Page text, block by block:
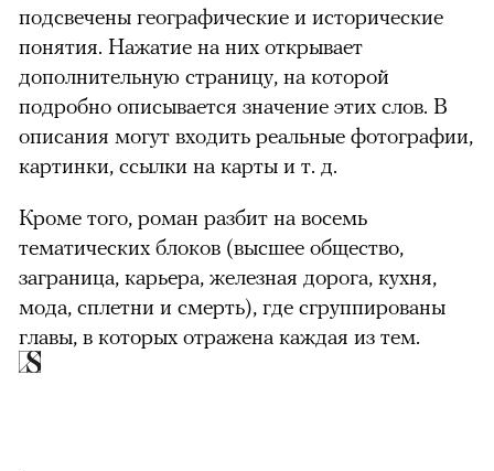
подсвечены географические и исторические
понятия. Нажатие на них открывает
дополнительную страницу, на которой
подробно описывается значение этих слов. В
описания могут входить реальные фотографии,
картинки, ссылки на карты и т. д.
Кроме того, роман разбит на восемь
тематических блоков (высшее общество,
заграница, карьера, железная дорога, кухня,
мода, сплетни и смерть), где сгруппированы
главы, в которых отражена каждая из тем.